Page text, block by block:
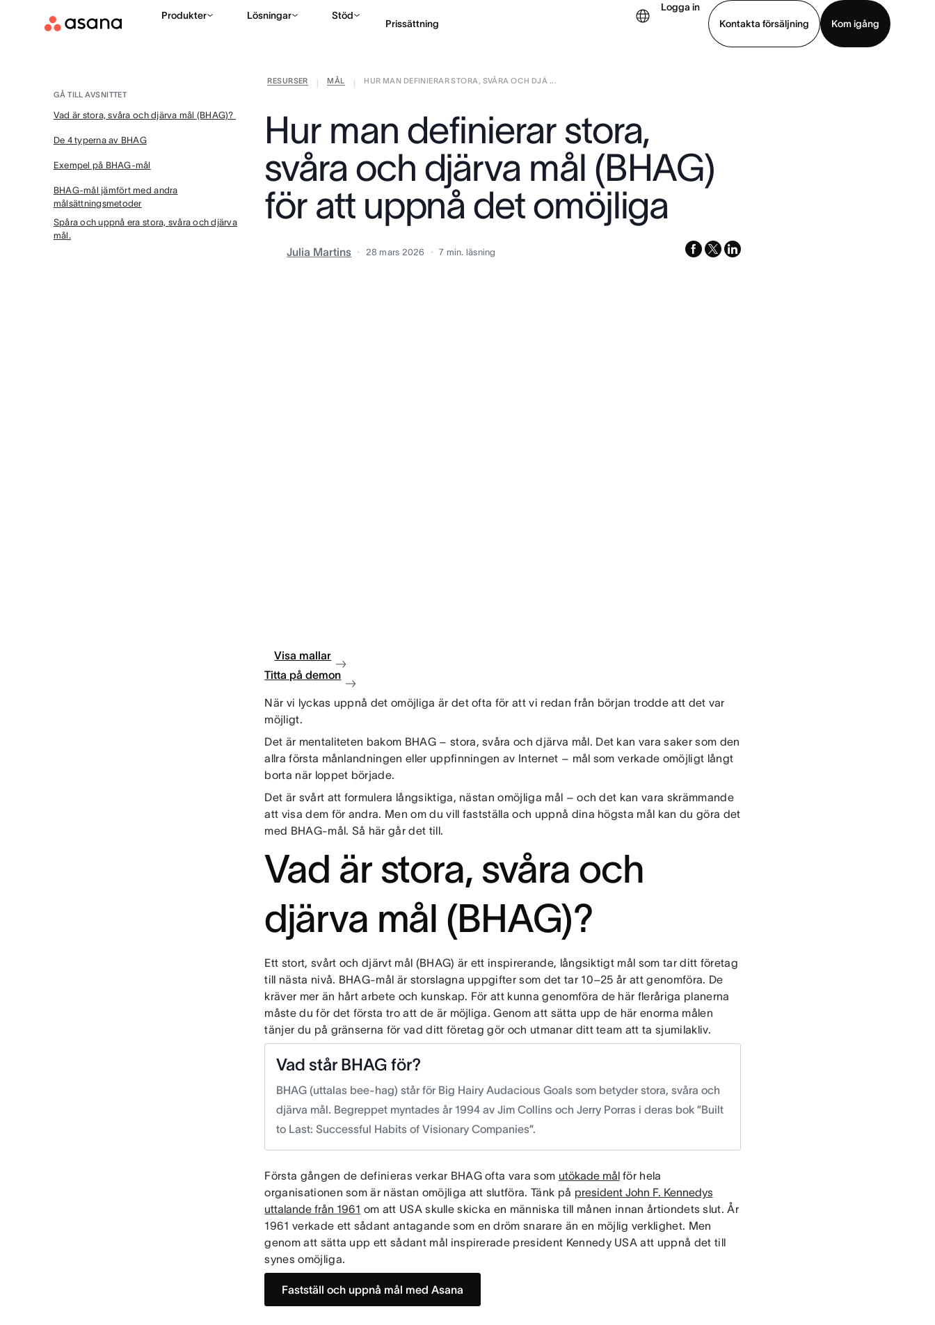
Produkter Lösningar Stöd
Prissättning
Logga in
Kontakta försäljning
Kom igång
Kontakta försäljning
RESURSER MÅL HUR MAN DEFINIERAR STORA, SVÅRA OCH DJÄ ...
Hur man definierar stora,
svåra och djärva mål (BHAG)
för att uppnå det omöjliga
Julia Martins 28 mars 2026 7 min. läsning facebook
x-
linkedin
GÅ TILL AVSNITTET
Vad är stora, svåra och djärva mål (BHAG)?
De 4 typerna av BHAG
Exempel på BHAG-mål
BHAG-mål jämfört med andra
målsättningsmetoder
Spåra och uppnå era stora, svåra och djärva
mål.
Visa mallar
Titta på demon
När vi lyckas uppnå det omöjliga är det ofta för att vi redan från början trodde att det var
möjligt.
Det är mentaliteten bakom BHAG – stora, svåra och djärva mål. Det kan vara saker som den
allra första månlandningen eller uppfinningen av Internet – mål som verkade omöjligt långt
borta när loppet började.
Det är svårt att formulera långsiktiga, nästan omöjliga mål – och det kan vara skrämmande
att visa dem för andra. Men om du vill fastställa och uppnå dina högsta mål kan du göra det
med BHAG-mål. Så här går det till.
Vad är stora, svåra och
djärva mål (BHAG)?
Ett stort, svårt och djärvt mål (BHAG) är ett inspirerande, långsiktigt mål som tar ditt företag
till nästa nivå. BHAG-mål är storslagna uppgifter som det tar 10–25 år att genomföra. De
kräver mer än hårt arbete och kunskap. För att kunna genomföra de här fleråriga planerna
måste du för det första tro att de är möjliga. Genom att sätta upp de här enorma målen
tänjer du på gränserna för vad ditt företag gör och utmanar ditt team att ta sjumilakliv.
Vad står BHAG för?
BHAG (uttalas bee-hag) står för Big Hairy Audacious Goals som betyder stora, svåra och
djärva mål. Begreppet myntades år 1994 av Jim Collins och Jerry Porras i deras bok ”Built
to Last: Successful Habits of Visionary Companies”.
Första gången de definieras verkar BHAG ofta vara som utökade målför hela
organisationen som är nästan omöjliga att slutföra. Tänk på president John F. Kennedys
uttalande från 1961 om att USA skulle skicka en människa till månen innan årtiondets slut. År
1961 verkade ett sådant antagande som en dröm snarare än en möjlig verklighet. Men
genom att sätta upp ett sådant mål inspirerade president Kennedy USA att uppnå det till
synes omöjliga.
Fastställ och uppnå mål med Asana